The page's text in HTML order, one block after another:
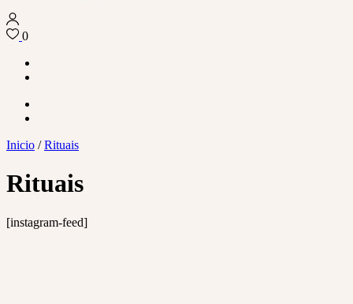
0
Inicio /Rituais
Rituais
[instagram-feed]